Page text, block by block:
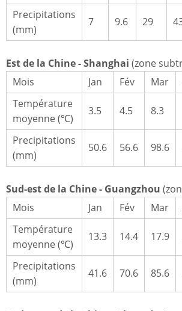
Precipitations
(mm)
7 9.6 29
Est de la Chine - Shanghai (zone
Mois
Jan Fév Mar
Température
moyenne (℃)
3.5 4.5 8.3
Precipitations
(mm)
50.6 56.6 98.6
Sud-est de la Chine - Guangzhou
Mois
Jan Fév Mar
Température
moyenne (℃)
13.3 14.4 17.9
Precipitations
(mm)
41.6 70.6 85.6